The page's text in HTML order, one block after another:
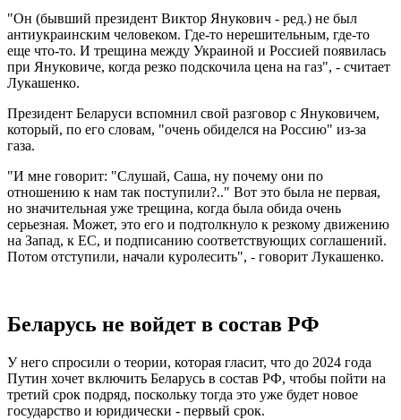
"Он (бывший президент Виктор Янукович - ред.) не был
антиукраинским человеком. Где-то нерешительным, где-то
еще что-то. И трещина между Украиной и Россией появилась
при Януковиче, когда резко подскочила цена на газ", - считает
Лукашенко.
Президент Беларуси вспомнил свой разговор с Януковичем,
который, по его словам, "очень обиделся на Россию" из-за
газа.
"И мне говорит: "Слушай, Саша, ну почему они по
отношению к нам так поступили?.." Вот это была не первая,
но значительная уже трещина, когда была обида очень
серьезная. Может, это его и подтолкнуло к резкому движению
на Запад, к ЕС, и подписанию соответствующих соглашений.
Потом отступили, начали куролесить", - говорит Лукашенко.
Беларусь не войдет в состав РФ
У него спросили о теории, которая гласит, что до 2024 года
Путин хочет включить Беларусь в состав РФ, чтобы пойти на
третий срок подряд, поскольку тогда это уже будет новое
государство и юридически - первый срок.